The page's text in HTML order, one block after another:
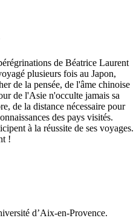
de Béatrice Laurent
plusieurs fois au Japon,
de la pensée, de l'âme chinoise
de l'Asie n'occulte jamais sa
de la distance nécessaire pour
des pays visités.
à la réussite de ses voyages.
!
d’Aix-en-Provence.